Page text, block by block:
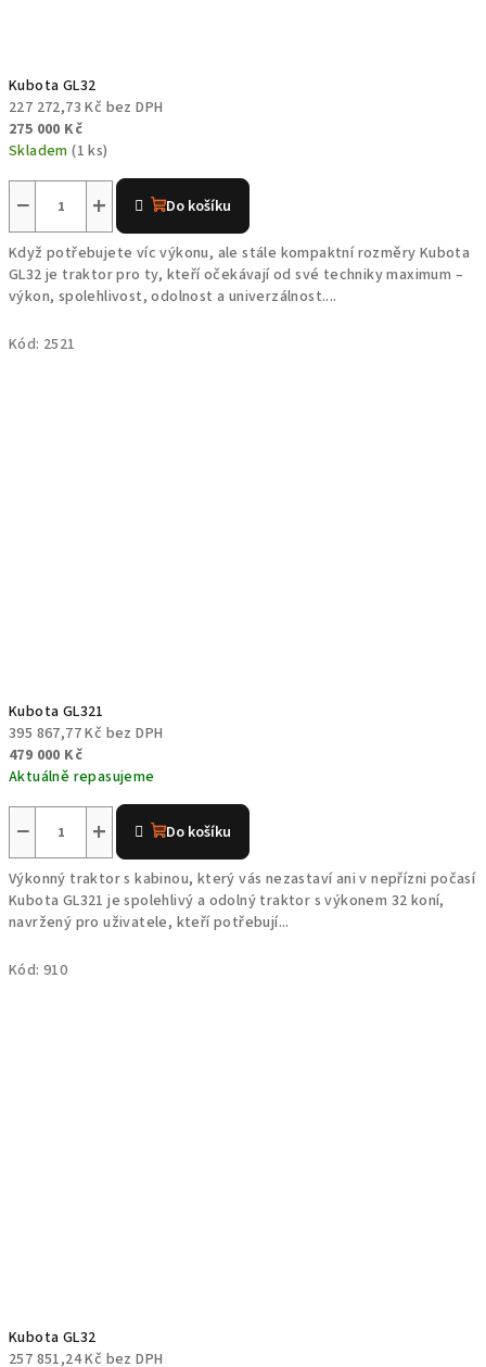
Kubota GL32
227 272,73 Kč bez DPH
275 000 Kč
Skladem(1 ks)
+
− Do košíku
Když potřebujete víc výkonu, ale stále kompaktní rozměry Kubota
GL32 je traktor pro ty, kteří očekávají od své techniky maximum –
výkon, spolehlivost, odolnost a univerzálnost....
Kód: 2521
Kubota GL321
395 867,77 Kč bez DPH
479 000 Kč
Aktuálně repasujeme
+
− Do košíku
Výkonný traktor s kabinou, který vás nezastaví ani v nepřízni počasí
Kubota GL321 je spolehlivý a odolný traktor s výkonem 32 koní,
navržený pro uživatele, kteří potřebují...
Kód: 910
Kubota GL32
257 851,24 Kč bez DPH